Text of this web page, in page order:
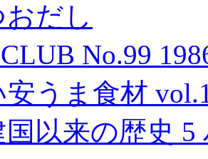
だし
No.99
うま食材
国以来の歴史